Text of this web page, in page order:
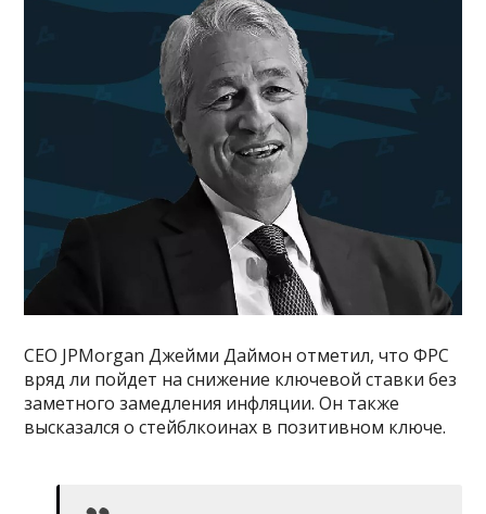
CEO JPMorgan Джейми Даймон отметил, что ФРС
вряд ли пойдет на снижение ключевой ставки без
заметного замедления инфляции. Он также
высказался о стейблкоинах в позитивном ключе.